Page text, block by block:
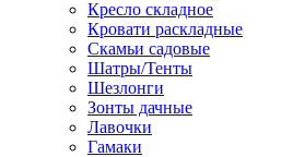
Кресло складное
Кровати раскладные
Скамьи садовые
Шатры/Тенты
Шезлонги
Зонты дачные
Лавочки
Гамаки